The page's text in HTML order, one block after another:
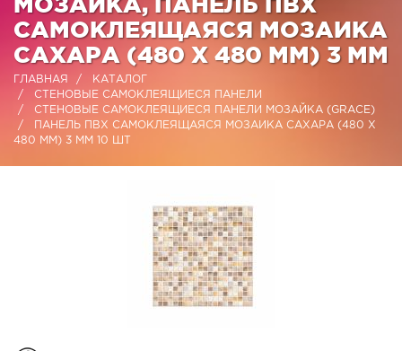
САМОКЛЕЯЩАЯСЯ МОЗАИКА
САХАРА (480 Х 480 ММ) 3 ММ
ГЛАВНАЯ
КАТАЛОГ
СТЕНОВЫЕ САМОКЛЕЯЩИЕСЯ ПАНЕЛИ
СТЕНОВЫЕ САМОКЛЕЯЩИЕСЯ ПАНЕЛИ МОЗАЙКА (GRACE)
ПАНЕЛЬ ПВХ САМОКЛЕЯЩАЯСЯ МОЗАИКА САХАРА (480 Х
480 ММ) 3 ММ 10 ШТ